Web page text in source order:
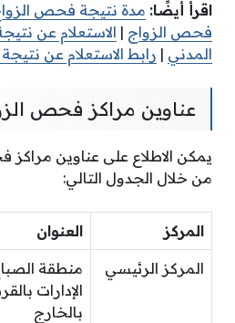
اقرأ أيضًا: مدة نتيجة فحص
فحص الزواج | الاستعلام عن
المدني | رابط الاستعلام عن
عناوين مراكز فحص
يمكن الاطلاع على عناوين
من خلال الجدول التالي:
المركز العنوان
المركز الرئيسي
منطقة
الإدارات
بالخارج